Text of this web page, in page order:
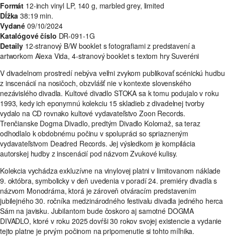
Formát 12-inch vinyl LP, 140 g, marbled grey, limited
Dĺžka 38:19 min.
Vydané 09/10/2024
Katalógové číslo DR-091-1G
Detaily 12-stranový B/W booklet s fotografiami z predstavení a
artworkom Alexa Vida, 4-stranový booklet s textom hry Suveréni
V divadelnom prostredí nebýva veľmi zvykom publikovať scénickú hudbu
z inscenácií na nosičoch, obzvlášť nie v kontexte slovenského
nezávislého divadla. Kultové divadlo STOKA sa k tomu podujalo v roku
1993, kedy ich eponymnú kolekciu 15 skladieb z divadelnej tvorby
vydalo na CD rovnako kultové vydavateľstvo Zoon Records.
Trenčianske Dogma Divadlo, predtým Divadlo Kolomaž, sa teraz
odhodlalo k obdobnému počinu v spolupráci so spriazneným
vydavateľstvom Deadred Records. Jej výsledkom je kompilácia
autorskej hudby z inscenácií pod názvom Zvukové kulisy.
Kolekcia vychádza exkluzívne na vinylovej platni v limitovanom náklade
9. októbra, symbolicky v deň uvedenia v poradí 24. premiéry divadla s
názvom Monodráma, ktorá je zároveň otváracím predstavením
jubilejného 30. ročníka medzinárodného festivalu divadla jedného herca
Sám na javisku. Jubilantom bude čoskoro aj samotné DOGMA
DIVADLO, ktoré v roku 2025 dovŕši 30 rokov svojej existencie a vydanie
tejto platne je prvým počinom na pripomenutie si tohto míľnika.